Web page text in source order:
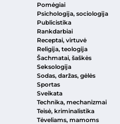
Pomėgiai
Psichologija, sociologija
Publicistika
Rankdarbiai
Receptai, virtuvė
Religija, teologija
Šachmatai, šaškės
Seksologija
Sodas, daržas, gėlės
Sportas
Sveikata
Technika, mechanizmai
Teisė, kriminalistika
Tėveliams, mamoms